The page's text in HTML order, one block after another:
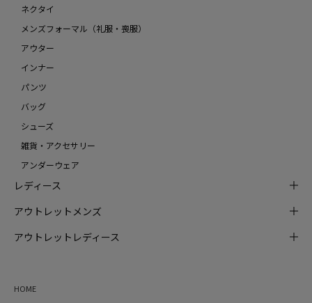
ネクタイ
メンズフォーマル（礼服・喪服）
アウター
インナー
パンツ
バッグ
シューズ
雑貨・アクセサリー
アンダーウェア
レディース
アウトレットメンズ
アウトレットレディース
HOME